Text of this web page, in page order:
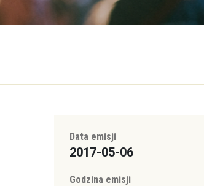
Data emisji
2017-05-06
Godzina emisji